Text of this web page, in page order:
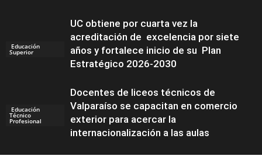
Educación
Superior
UC obtiene por cuarta vez la
acreditación de excelencia por siete
años y fortalece inicio de su Plan
Estratégico 2026-2030
Educación
Técnico
Profesional
Docentes de liceos técnicos de
Valparaíso se capacitan en comercio
exterior para acercar la
internacionalización a las aulas